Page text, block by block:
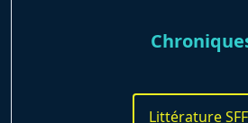
Littérature